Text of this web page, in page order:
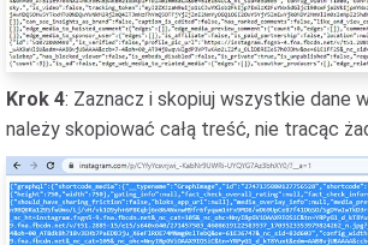
Krok 4: Zaznacz i skopiuj wszystkie dane
należy skopiować całą treść, nie tracąc